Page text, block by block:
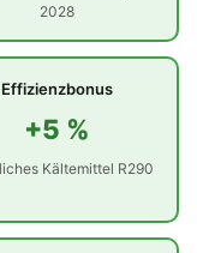
2028
Effizienzbonus
+5 %
Kältemittel R290